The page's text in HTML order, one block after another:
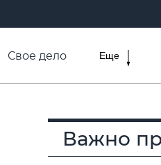
Свое дело
Еще
Важно